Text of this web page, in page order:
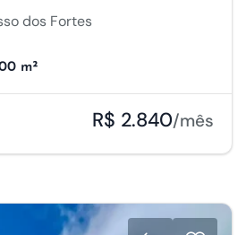
dos Fortes
m²
R$ 2.840/mês